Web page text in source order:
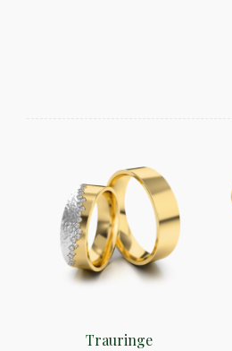
Trauringe